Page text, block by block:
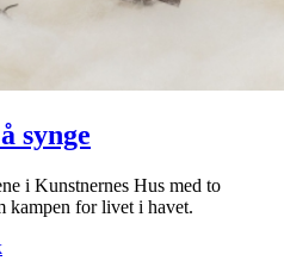
synge
i Kunstnernes Hus med to
kampen for livet i havet.